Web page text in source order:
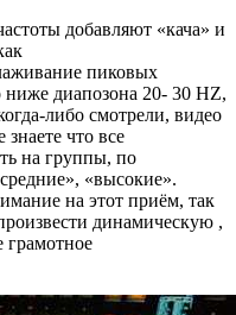
добавляют «кача» и
пиковых
ниже диапозона 20- 30 HZ,
либо смотрели, видео
что все
на группы, по
«высокие».
на этот приём, так
динамическую ,
грамотное